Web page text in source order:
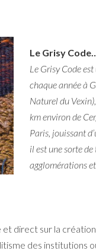
Le Grisy
Le Grisy Code
chaque année à
Naturel du
km environ de
Paris, jouissant
il est une sorte
agglomérations
et direct sur la
des institutions